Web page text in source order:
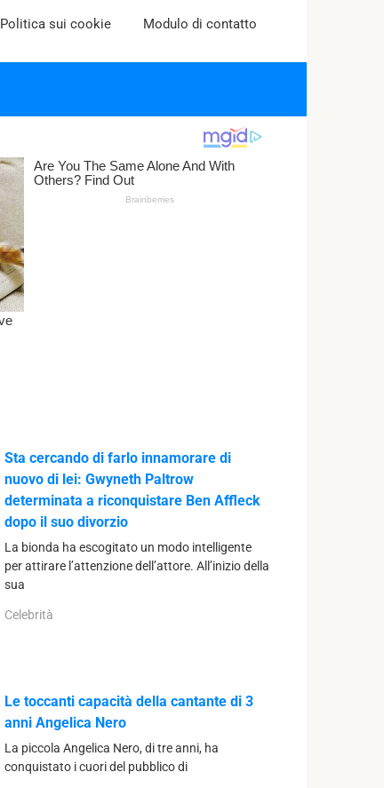
Politica sui cookie Modulo di contatto
Sta cercando di farlo innamorare di
nuovo di lei: Gwyneth Paltrow
determinata a riconquistare Ben Affleck
dopo il suo divorzio
La bionda ha escogitato un modo intelligente
per attirare l’attenzione dell’attore. All’inizio della
sua
Celebrità
Le toccanti capacità della cantante di 3
anni Angelica Nero
La piccola Angelica Nero, di tre anni, ha
conquistato i cuori del pubblico di